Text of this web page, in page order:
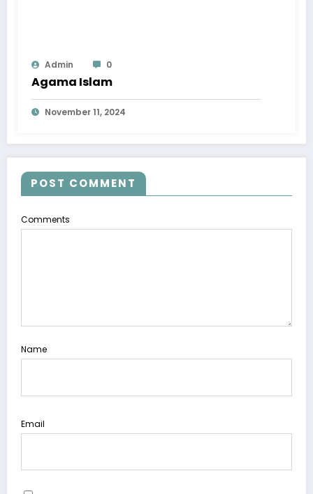
Admin 0
Agama Islam
November 11, 2024
POST COMMENT
Comments
Name
Email